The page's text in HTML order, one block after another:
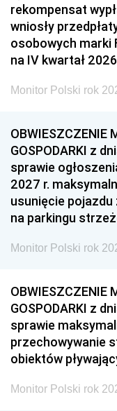
rekompensat
wniosły
osobowych marki
na IV kwartał
Monitor Polski rok
OBWIESZCZENIE
GOSPODARKI z
sprawie
2027 r.
usunięcie
na parkingu
Monitor Polski rok
OBWIESZCZENIE
GOSPODARKI z
sprawie
przechowywanie
obiektów
Monitor Polski rok